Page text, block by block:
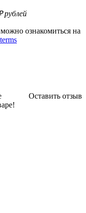
рублей
ознакомиться на
Оставить отзыв